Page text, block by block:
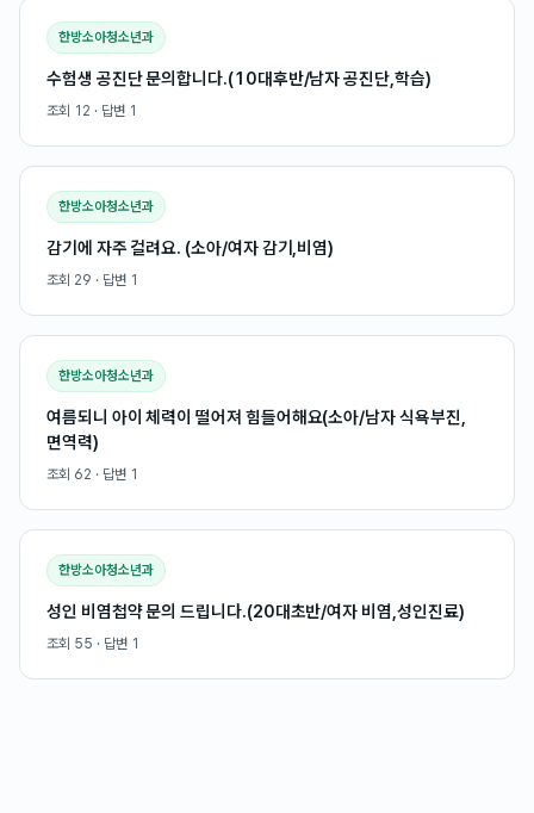
한방소아청소년과
수험생 공진단 문의합니다.(10대후반/남자 공진단,학습)
조회 12 · 답변 1
한방소아청소년과
감기에 자주 걸려요. (소아/여자 감기,비염)
조회 29 · 답변 1
한방소아청소년과
여름되니 아이 체력이 떨어져 힘들어해요(소아/남자 식욕부진,
면역력)
조회 62 · 답변 1
한방소아청소년과
성인 비염첩약 문의 드립니다.(20대초반/여자 비염,성인진료)
조회 55 · 답변 1